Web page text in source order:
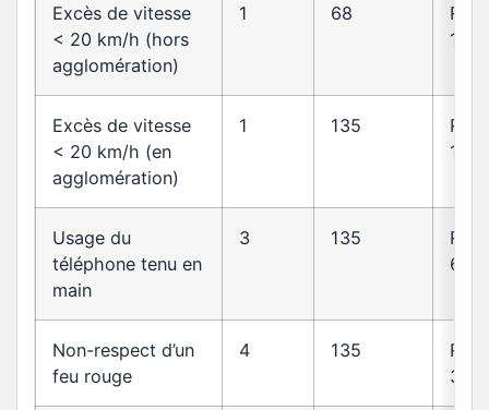
Excès de vitesse
< 20 km/h (hors
agglomération)
1 68
14
Excès de vitesse
< 20 km/h (en
agglomération)
1 135
14
Usage du
téléphone tenu en
main
3 135
6-1
Non-respect d’un
feu rouge
4 135
30